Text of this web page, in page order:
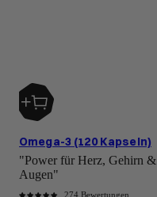
Omega-3 (120 Kapseln)
"Power für Herz, Gehirn &
Augen"
274 Bewertungen